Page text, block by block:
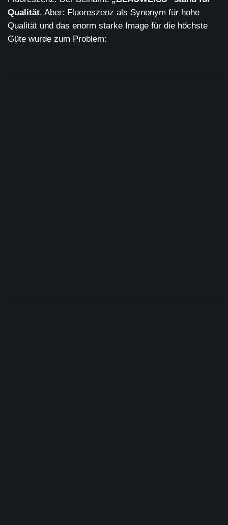
Qualität. Aber: Fluoreszenz als Synonym für hohe
Qualität und das enorm starke Image für die höchste
Güte wurde zum Problem: